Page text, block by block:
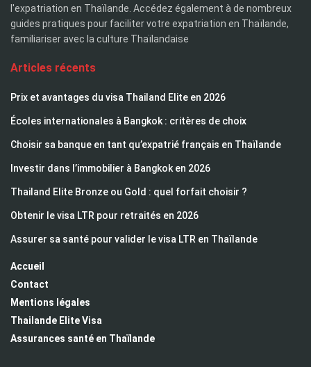
l'expatriation en Thaïlande. Accédez également à de nombreux
guides pratiques pour faciliter votre expatriation en Thaïlande,
familiariser avec la culture Thaïlandaise
Articles récents
Prix et avantages du visa Thailand Elite en 2026
Écoles internationales à Bangkok : critères de choix
Choisir sa banque en tant qu’expatrié français en Thaïlande
Investir dans l’immobilier à Bangkok en 2026
Thailand Elite Bronze ou Gold : quel forfait choisir ?
Obtenir le visa LTR pour retraités en 2026
Assurer sa santé pour valider le visa LTR en Thaïlande
Accueil
Contact
Mentions légales
Thailande Elite Visa
Assurances santé en Thaïlande